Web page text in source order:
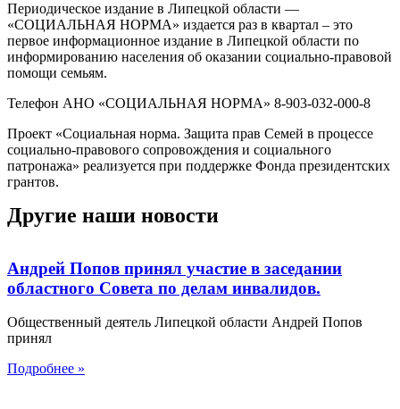
Периодическое издание в Липецкой области —
«СОЦИАЛЬНАЯ НОРМА» издается раз в квартал – это
первое информационное издание в Липецкой области по
информированию населения об оказании социально-правовой
помощи семьям.
Телефон АНО «СОЦИАЛЬНАЯ НОРМА» 8-903-032-000-8
Проект «Социальная норма. Защита прав Семей в процессе
социально-правового сопровождения и социального
патронажа» реализуется при поддержке Фонда президентских
грантов.
Другие наши новости
Андрей Попов принял участие в заседании
областного Совета по делам инвалидов.
Общественный деятель Липецкой области Андрей Попов
принял
Подробнее »